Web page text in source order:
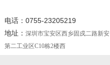
电话：0755-23205219
地址： 深圳市宝安区西乡固戍二路新安
第二工业区C10栋2楼西